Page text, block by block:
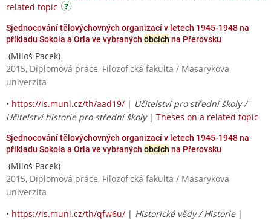
related topic
Sjednocování tělovýchovných organizací v letech 1945-1948 na
příkladu Sokola a Orla ve vybraných obcích na Přerovsku
(Miloš Pacek)
2015, Diplomová práce, Filozofická fakulta / Masarykova
univerzita
• https://is.muni.cz/th/aad19/ | Učitelství pro střední školy /
Učitelství historie pro střední školy| Theses on a related topic
Sjednocování tělovýchovných organizací v letech 1945-1948 na
příkladu Sokola a Orla ve vybraných obcích na Přerovsku
(Miloš Pacek)
2015, Diplomová práce, Filozofická fakulta / Masarykova
univerzita
• https://is.muni.cz/th/qfw6u/ | Historické vědy / Historie|